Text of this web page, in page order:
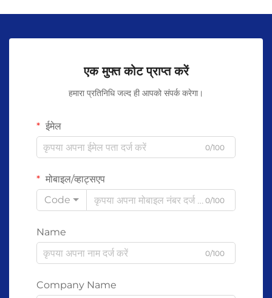
एक मुफ्त कोट प्राप्त करें
हमारा प्रतिनिधि जल्द ही आपको संपर्क करेगा।
ईमेल
0/100
मोबाइल/व्हाट्सएप
Code
0/100
Name
0/100
Company Name